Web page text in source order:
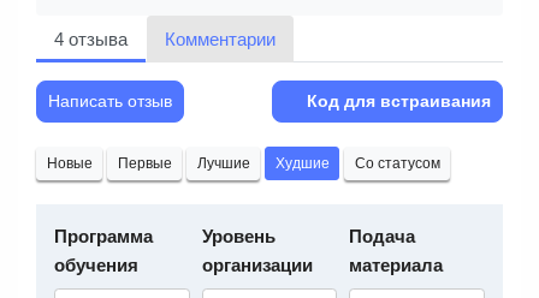
4 отзыва Комментарии
Написать отзыв Код для встраивания
Новые Первые Лучшие Худшие Со статусом
Программа
обучения
Уровень
организации
Подача
материала